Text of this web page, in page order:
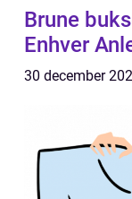
Brune
Enhver
30 december